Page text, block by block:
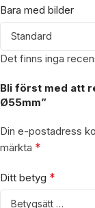
Bara med bilder
Det finns inga
Bli först med att
Ø55mm”
Din e-postadress
märkta *
Ditt betyg *